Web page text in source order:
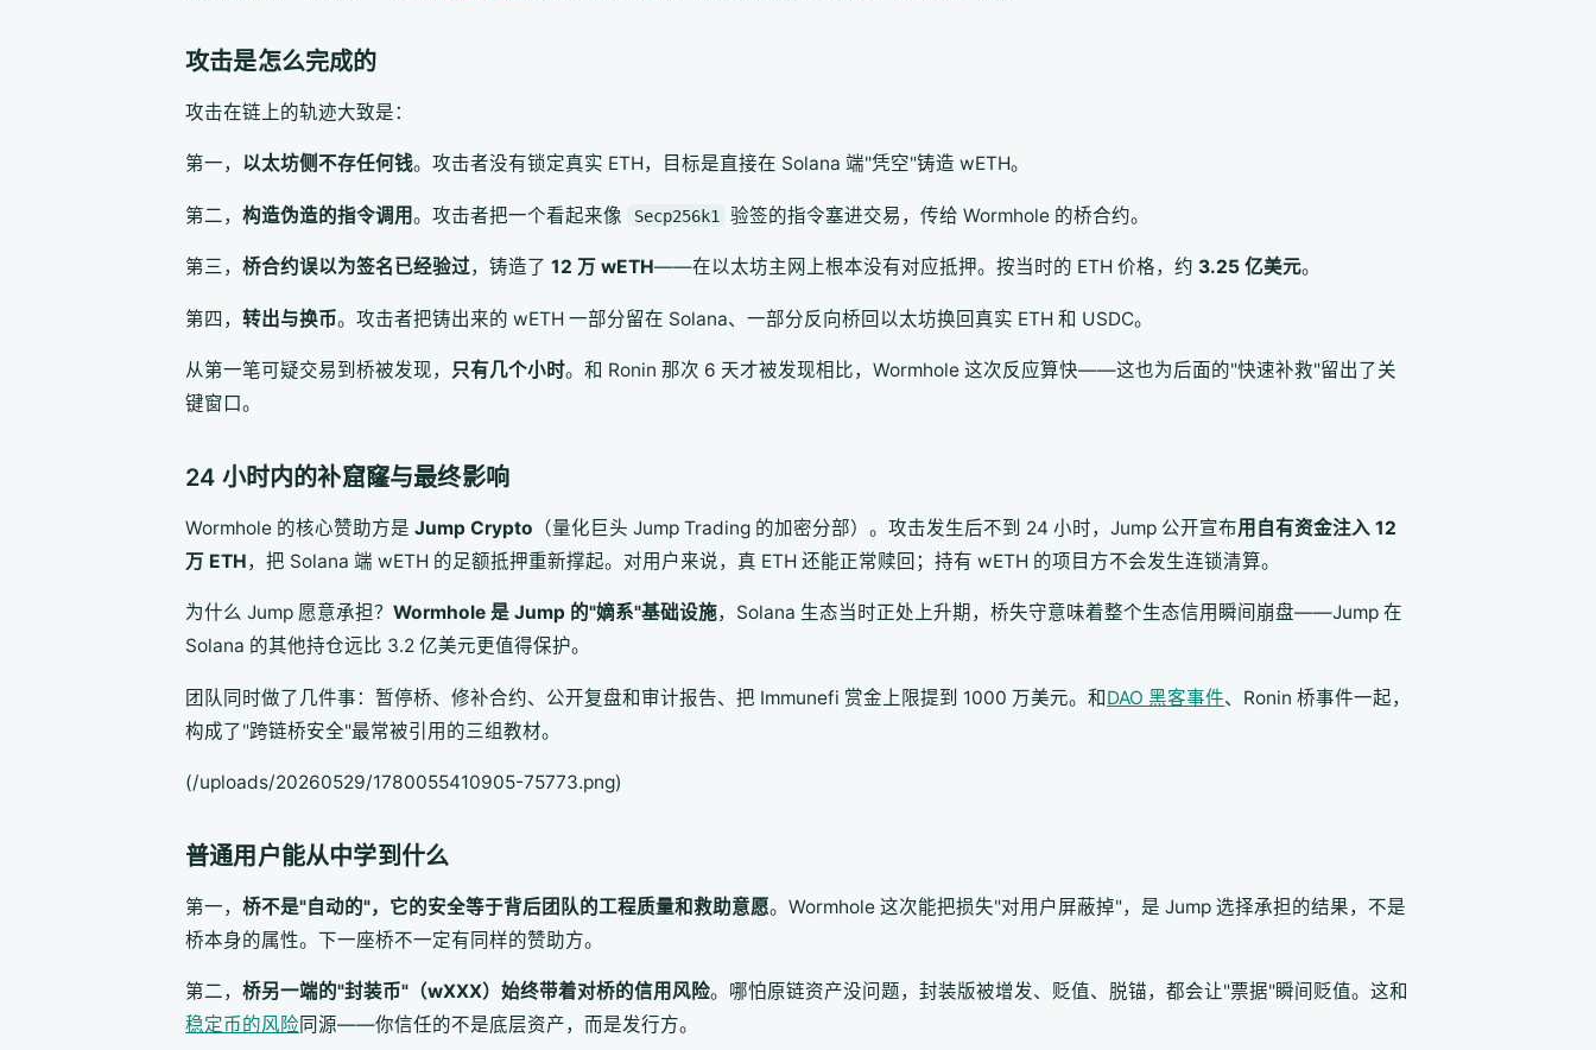
攻击是怎么完成的
攻击在链上的轨迹大致是：
第一， 以太坊侧不存任何钱。攻击者没有锁定真实 ETH，目标是直接在 Solana 端"凭空"铸造 wETH。
第二， 构造伪造的指令调用。攻击者把一个看起来像 Secp256k1 验签的指令塞进交易，传给 Wormhole 的桥合约。
第三， 桥合约误以为签名已经验过，铸造了 12 万 wETH——在以太坊主网上根本没有对应抵押。按当时的 ETH 价格，约 3.25 亿美元。
第四， 转出与换币。攻击者把铸出来的 wETH 一部分留在 Solana、一部分反向桥回以太坊换回真实 ETH 和 USDC。
从第一笔可疑交易到桥被发现， 只有几个小时。和 Ronin 那次 6 天才被发现相比，Wormhole 这次反应算快——这也为后面的"快速补救"留出了关
键窗口。
24 小时内的补窟窿与最终影响
Wormhole 的核心赞助方是 Jump Crypto （量化巨头 Jump Trading 的加密分部）。攻击发生后不到 24 小时，Jump 公开宣布用自有资金注入 12
万 ETH，把 Solana 端 wETH 的足额抵押重新撑起。对用户来说，真 ETH 还能正常赎回；持有 wETH 的项目方不会发生连锁清算。
为什么 Jump 愿意承担？ Wormhole 是 Jump 的"嫡系"基础设施，Solana 生态当时正处上升期，桥失守意味着整个生态信用瞬间崩盘——Jump 在
Solana 的其他持仓远比 3.2 亿美元更值得保护。
团队同时做了几件事：暂停桥、修补合约、公开复盘和审计报告、把 Immunefi 赏金上限提到 1000 万美元。和DAO 黑客事件、Ronin 桥事件一起，
构成了"跨链桥安全"最常被引用的三组教材。
(/uploads/20260529/1780055410905-75773.png)
普通用户能从中学到什么
第一， 桥不是"自动的"，它的安全等于背后团队的工程质量和救助意愿。Wormhole 这次能把损失"对用户屏蔽掉"，是 Jump 选择承担的结果，不是
桥本身的属性。下一座桥不一定有同样的赞助方。
第二， 桥另一端的"封装币"（wXXX）始终带着对桥的信用风险。哪怕原链资产没问题，封装版被增发、贬值、脱锚，都会让"票据"瞬间贬值。这和
稳定币的风险同源——你信任的不是底层资产，而是发行方。